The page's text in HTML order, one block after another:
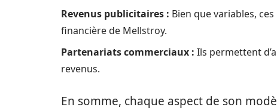
Revenus publicitaires : Bien que variables,
financière de Mellstroy.
Partenariats commerciaux : Ils permettent
revenus.
En somme, chaque aspect de son